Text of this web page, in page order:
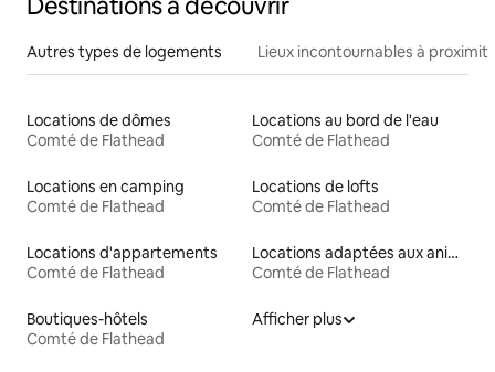
Autres types de logements Lieux incontournables à
Locations de dômes
Comté de Flathead
Locations au bord de l'eau
Comté de Flathead
Locations en camping
Comté de Flathead
Locations de lofts
Comté de Flathead
Locations d'appartements
Comté de Flathead
Locations adaptées aux animaux
Comté de Flathead
Boutiques-hôtels
Comté de Flathead
Afficher plus